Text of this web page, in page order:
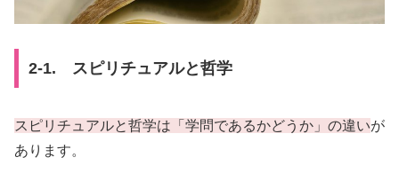
2-1. スピリチュアルと哲学
スピリチュアルと哲学は「学問であるかどうか」の違いが
あります。